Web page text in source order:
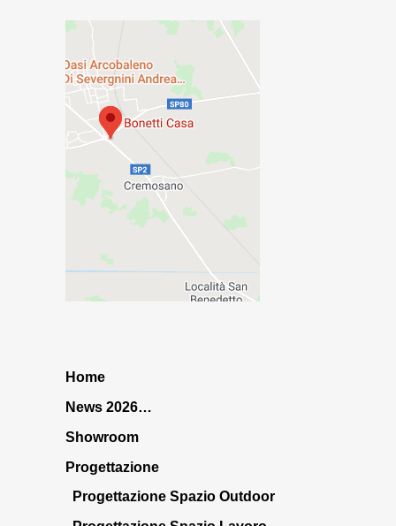
Home
News 2026…
Showroom
Progettazione
Progettazione Spazio Outdoor